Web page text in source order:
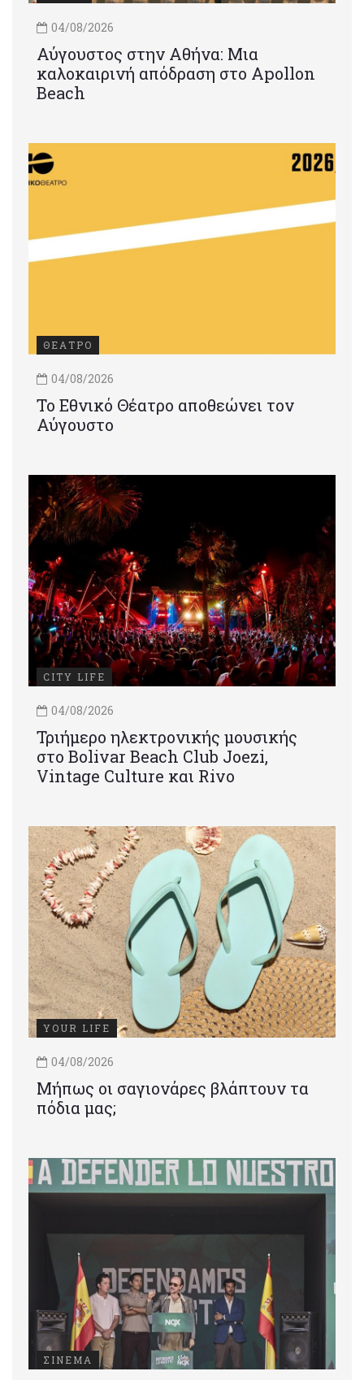
04/08/2026
Αύγουστος στην Αθήνα: Μια
καλοκαιρινή απόδραση στο Apollon
Beach
ΘΕΑΤΡΟ
04/08/2026
Το Εθνικό Θέατρο αποθεώνει τον
Αύγουστο
CITY LIFE
04/08/2026
Τριήμερο ηλεκτρονικής μουσικής
στο Bolivar Beach Club Joezi,
Vintage Culture και Rivo
YOUR LIFE
04/08/2026
Μήπως οι σαγιονάρες βλάπτουν τα
πόδια μας;
ΣΙΝΕΜΑ